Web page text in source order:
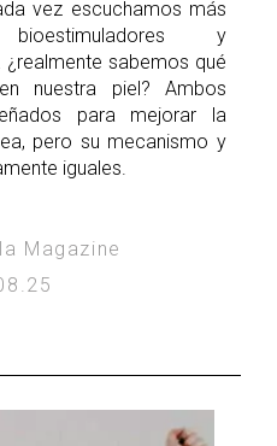
vez escuchamos más
y
sabemos qué
nuestra piel? Ambos
para mejorar la
pero su mecanismo y
iguales.
Magazine